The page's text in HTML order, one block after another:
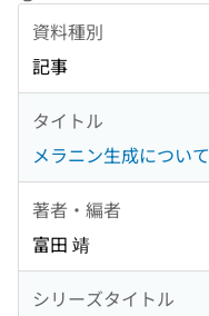
資料種別
記事
タイトル
メラニン生成について
著者・編者
富田 靖
シリーズタイトル